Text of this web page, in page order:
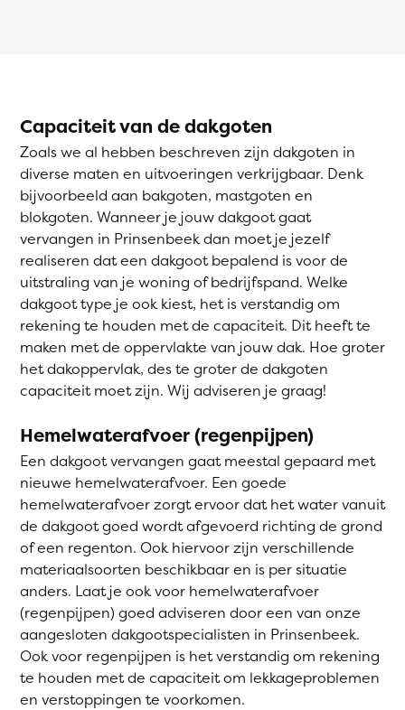
Capaciteit van de dakgoten
Zoals we al hebben beschreven zijn dakgoten in
diverse maten en uitvoeringen verkrijgbaar. Denk
bijvoorbeeld aan bakgoten, mastgoten en
blokgoten. Wanneer je jouw dakgoot gaat
vervangen in Prinsenbeek dan moet je jezelf
realiseren dat een dakgoot bepalend is voor de
uitstraling van je woning of bedrijfspand. Welke
dakgoot type je ook kiest, het is verstandig om
rekening te houden met de capaciteit. Dit heeft te
maken met de oppervlakte van jouw dak. Hoe groter
het dakoppervlak, des te groter de dakgoten
capaciteit moet zijn. Wij adviseren je graag!
Hemelwaterafvoer (regenpijpen)
Een dakgoot vervangen gaat meestal gepaard met
nieuwe hemelwaterafvoer. Een goede
hemelwaterafvoer zorgt ervoor dat het water vanuit
de dakgoot goed wordt afgevoerd richting de grond
of een regenton. Ook hiervoor zijn verschillende
materiaalsoorten beschikbaar en is per situatie
anders. Laat je ook voor hemelwaterafvoer
(regenpijpen) goed adviseren door een van onze
aangesloten dakgootspecialisten in Prinsenbeek.
Ook voor regenpijpen is het verstandig om rekening
te houden met de capaciteit om lekkageproblemen
en verstoppingen te voorkomen.